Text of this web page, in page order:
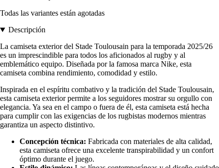
Todas las variantes están agotadas
Descripción
La camiseta exterior del Stade Toulousain para la temporada 2025/26
es un imprescindible para todos los aficionados al rugby y al
emblemático equipo. Diseñada por la famosa marca Nike, esta
camiseta combina rendimiento, comodidad y estilo.
Inspirada en el espíritu combativo y la tradición del Stade Toulousain,
esta camiseta exterior permite a los seguidores mostrar su orgullo con
elegancia. Ya sea en el campo o fuera de él, esta camiseta está hecha
para cumplir con las exigencias de los rugbistas modernos mientras
garantiza un aspecto distintivo.
Concepción técnica: Fabricada con materiales de alta calidad,
esta camiseta ofrece una excelente transpirabilidad y un confort
óptimo durante el juego.